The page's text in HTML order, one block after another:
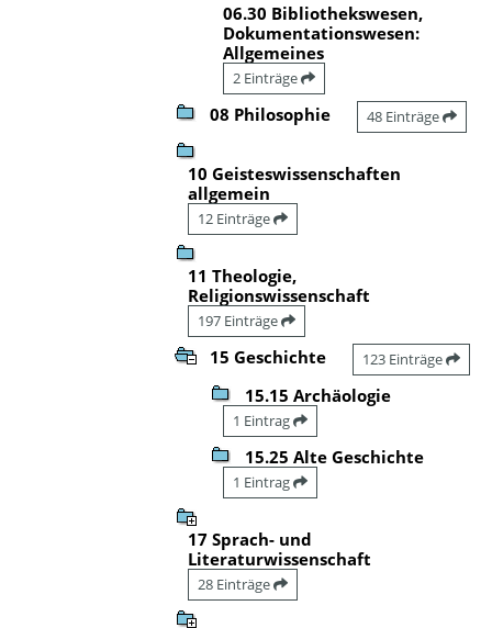
06.30 Bibliothekswesen,
Dokumentationswesen:
Allgemeines
2 Einträge
08 Philosophie 48 Einträge
10 Geisteswissenschaften
allgemein
12 Einträge
11 Theologie,
Religionswissenschaft
197 Einträge
15 Geschichte 123 Einträge
15.15 Archäologie
1 Eintrag
15.25 Alte Geschichte
1 Eintrag
17 Sprach- und
Literaturwissenschaft
28 Einträge